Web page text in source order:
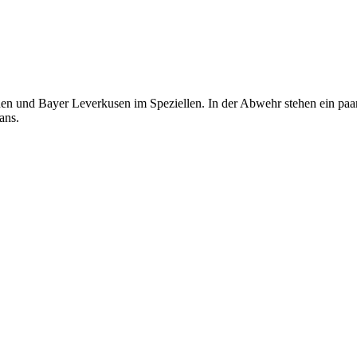
und Bayer Leverkusen im Speziellen. In der Abwehr stehen ein